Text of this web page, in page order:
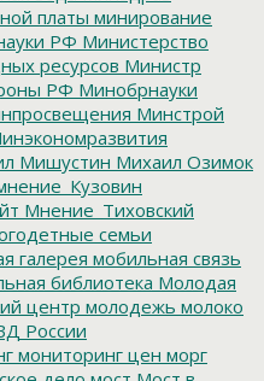
платы минирование
РФ Министерство
ресурсов Министр
РФ Минобрнауки
Минстрой
Мишустин Михаил Озимок
Мнение_Тиховский
семьи
галерея мобильная связь
библиотека Молодая
центр молодежь молоко
России
мониторинг цен морг